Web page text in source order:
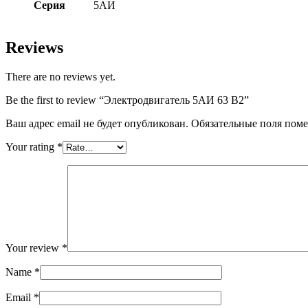
Серия 5АИ
Reviews
There are no reviews yet.
Be the first to review “Электродвигатель 5АИ 63 В2”
Ваш адрес email не будет опубликован. Обязательные поля
Your rating *
Your review *
Name *
Email *